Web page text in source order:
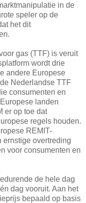
in de
speler op de
het dit
gas (TTF) is veruit
wordt drie
andere Europese
Nederlandse TTF
consumenten en
landen
er op toe dat
regels houden.
REMIT-
ernstige overtreding
voor consumenten en
de hele dag
dag vooruit. Aan het
bepaald op basis